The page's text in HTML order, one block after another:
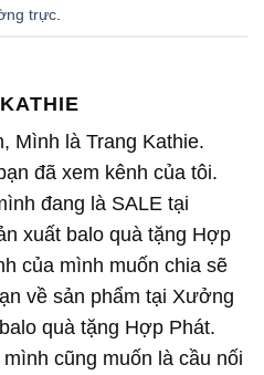
trực.
Mình là Trang Kathie.
đã xem kênh của tôi.
đang là SALE tại
xuất balo quà tặng Hợp
của mình muốn chia sẽ
về sản phẩm tại Xưởng
quà tặng Hợp Phát.
cũng muốn là cầu nối